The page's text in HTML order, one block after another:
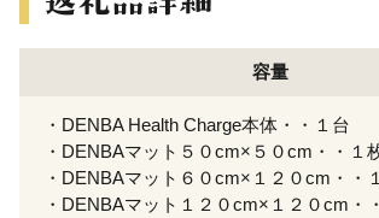
容量
・DENBA Health Charge本体・・１台
・DENBAマット５０cm×５０cm・・１
・DENBAマット６０cm×１２０cm・・
・DENBAマット１２０cm×１２０cm・